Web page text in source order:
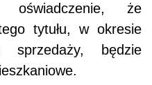
oświadczenie, że
tytułu, w okresie
będzie